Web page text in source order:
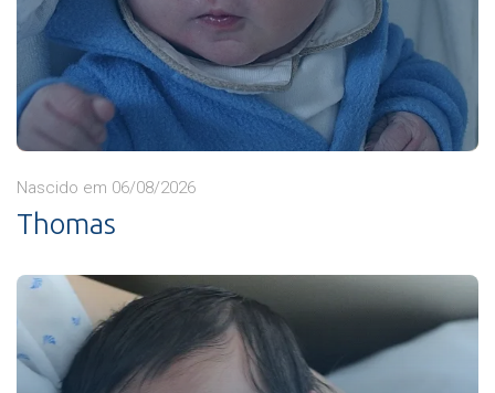
Nascido em 06/08/2026
Thomas